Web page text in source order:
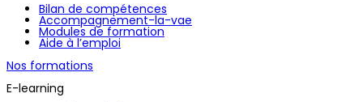
Bilan de compétences
Accompagnement-la-vae
Modules de formation
Aide à l’emploi
Nos formations
E-learning